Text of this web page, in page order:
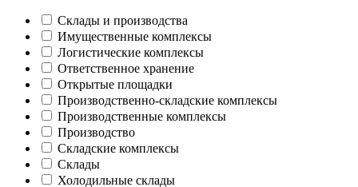
Склады и производства
Имущественные комплексы
Логистические комплексы
Ответственное хранение
Открытые площадки
Производственно-складские комплексы
Производственные комплексы
Производство
Складские комплексы
Склады
Холодильные склады